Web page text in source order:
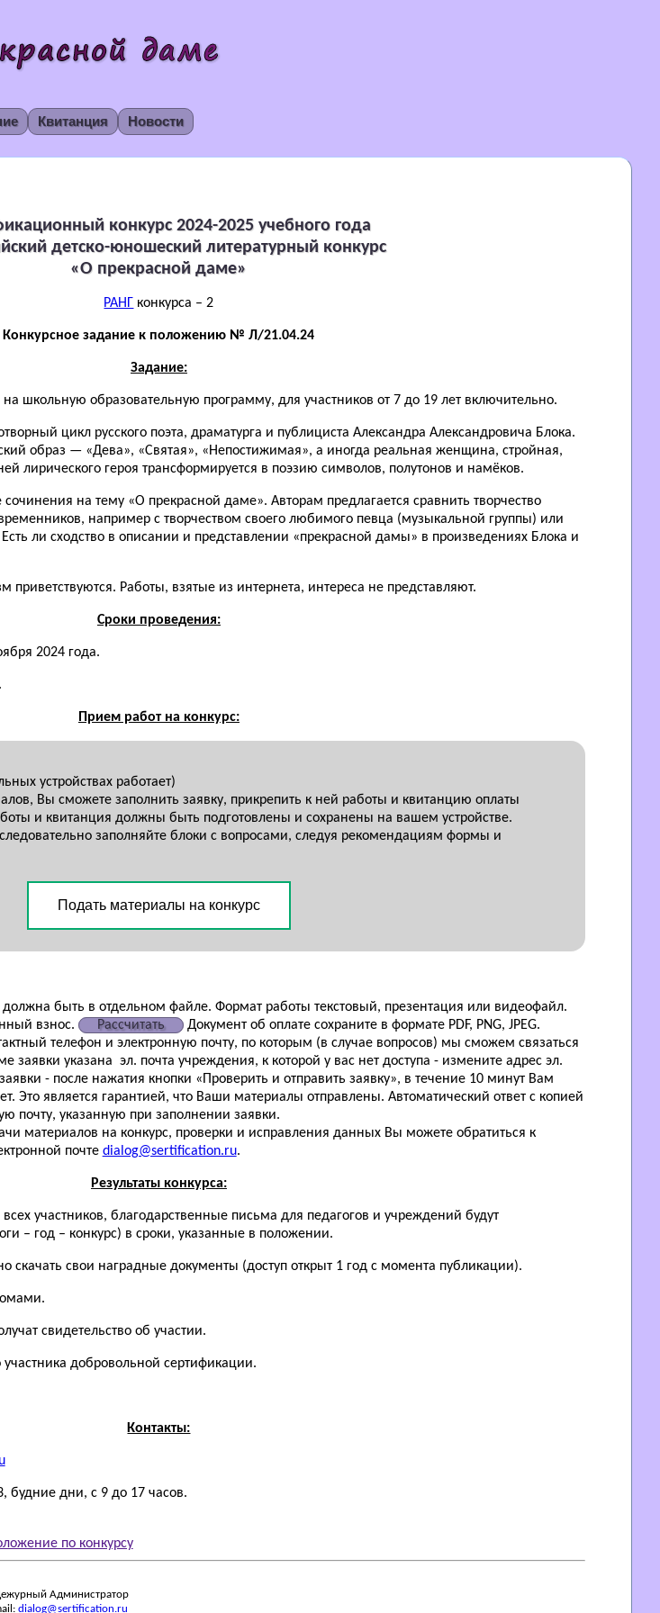
Квитанция Новости
конкурс 2024-2025 учебного года
детско-юношеский литературный конкурс
«О прекрасной даме»
РАНГ конкурса – 2
Конкурсное задание к положению № Л/21.04.24
Задание:
на школьную образовательную программу, для участников от 7 до 19 лет включительно.
цикл русского поэта, драматурга и публициста Александра Александровича Блока.
образ — «Дева», «Святая», «Непостижимая», а иногда реальная женщина, стройная,
лирического героя трансформируется в поэзию символов, полутонов и намёков.
на тему «О прекрасной даме». Авторам предлагается сравнить творчество
например с творчеством своего любимого певца (музыкальной группы) или
ли сходство в описании и представлении «прекрасной дамы» в произведениях Блока и
приветствуются. Работы, взятые из интернета, интереса не представляют.
Сроки проведения:
2024 года.
Прием работ на конкурс:
устройствах работает)
Вы сможете заполнить заявку, прикрепить к ней работы и квитанцию оплаты
и квитанция должны быть подготовлены и сохранены на вашем устройстве.
заполняйте блоки с вопросами, следуя рекомендациям формы и
Подать материалы на конкурс
быть в отдельном файле. Формат работы текстовый, презентация или видеофайл.
взнос.
Рассчитать
Документ об оплате сохраните в формате PDF, PNG, JPEG.
телефон и электронную почту, по которым (в случае вопросов) мы сможем связаться
заявки указана эл. почта учреждения, к которой у вас нет доступа - измените адрес эл.
- после нажатия кнопки «Проверить и отправить заявку», в течение 10 минут Вам
Это является гарантией, что Ваши материалы отправлены. Автоматический ответ с копией
почту, указанную при заполнении заявки.
материалов на конкурс, проверки и исправления данных Вы можете обратиться к
почте dialog@sertification.ru.
Результаты конкурса:
участников, благодарственные письма для педагогов и учреждений будут
– год – конкурс) в сроки, указанные в положении.
скачать свои наградные документы (доступ открыт 1 год с момента публикации).
свидетельство об участии.
добровольной сертификации.
Контакты:
будние дни, с 9 до 17 часов.
по конкурсу
Администратор
dialog@sertification.ru